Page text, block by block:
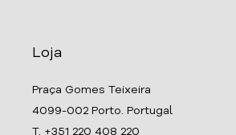
Loja
Praça Gomes Teixeira
4099-002 Porto. Portugal
T. +351 220 408 220